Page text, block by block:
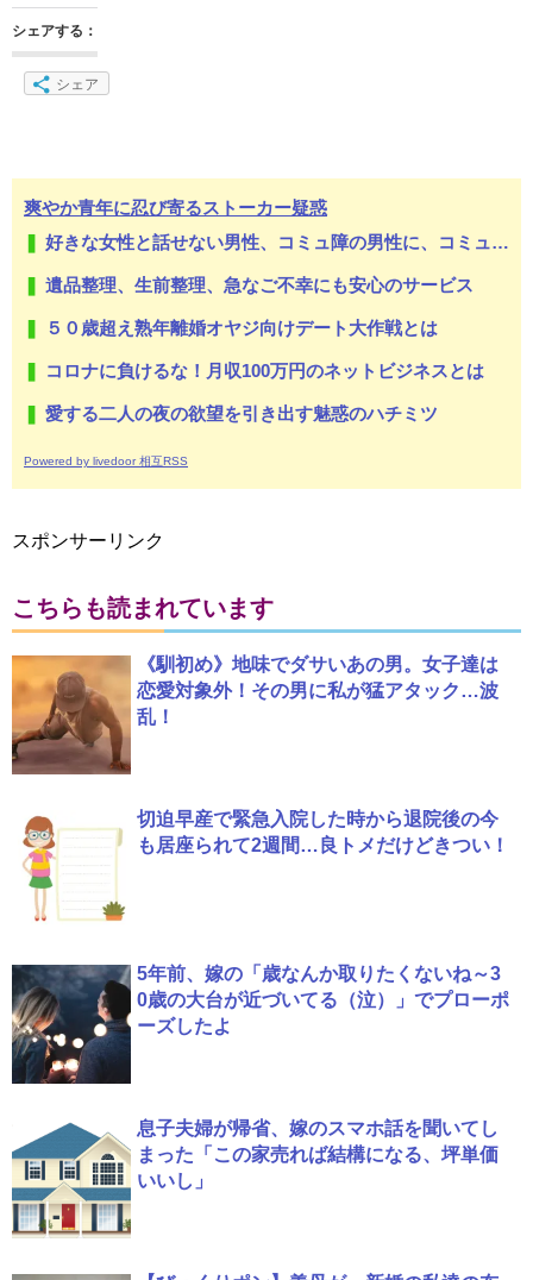
シェアする：
シェア
爽やか青年に忍び寄るストーカー疑惑
好きな女性と話せない男性、コミュ障の男性に、コミュ力向上セラピー講座
遺品整理、生前整理、急なご不幸にも安心のサービス
５０歳超え熟年離婚オヤジ向けデート大作戦とは
コロナに負けるな！月収100万円のネットビジネスとは
愛する二人の夜の欲望を引き出す魅惑のハチミツ
Powered by livedoor 相互RSS
スポンサーリンク
こちらも読まれています
《馴初め》地味でダサいあの男。女子達は
恋愛対象外！その男に私が猛アタック…波
乱！
切迫早産で緊急入院した時から退院後の今
も居座られて2週間…良トメだけどきつい！
5年前、嫁の「歳なんか取りたくないね～3
0歳の大台が近づいてる（泣）」でプローポ
ーズしたよ
息子夫婦が帰省、嫁のスマホ話を聞いてし
まった「この家売れば結構になる、坪単価
いいし」